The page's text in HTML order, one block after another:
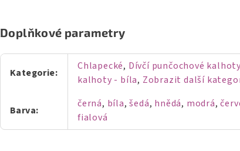
Doplňkové parametry
Kategorie:
Chlapecké, Dívčí punčochové
kalhoty - bíla, Zobrazit další
Barva:
černá, bíla,šedá, hnědá, modrá,
fialová